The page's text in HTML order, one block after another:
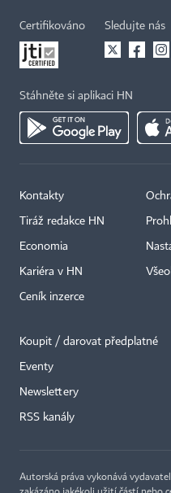
Certifikováno Sledujte nás
Stáhněte si aplikaci HN
Kontakty
Tiráž redakce HN
Economia
Kariéra v HN
Ceník inzerce
Koupit / darovat předplatné
Eventy
Newslettery
RSS kanály
Autorská práva vykonává